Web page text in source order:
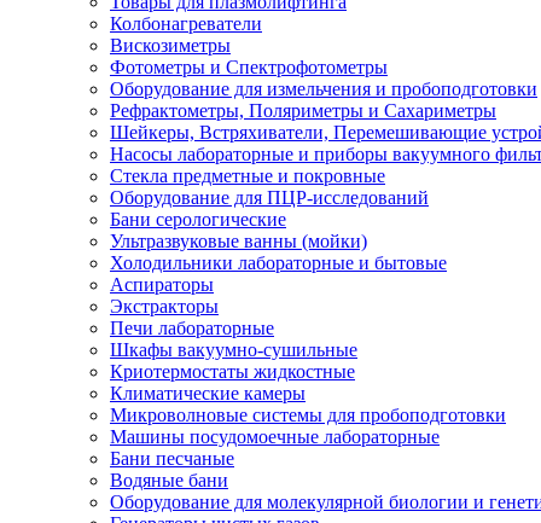
Колбонагреватели
Вискозиметры
Фотометры и Спектрофотометры
Оборудование для измельчения и пробоподготовки
Рефрактометры, Поляриметры и Сахариметры
Шейкеры, Встряхиватели, Перемешивающие
Насосы лабораторные и приборы вакуумного
Стекла предметные и покровные
Оборудование для ПЦР-исследований
Бани серологические
Ультразвуковые ванны (мойки)
Холодильники лабораторные и бытовые
Аспираторы
Экстракторы
Печи лабораторные
Шкафы вакуумно-сушильные
Криотермостаты жидкостные
Климатические камеры
Микроволновые системы для пробоподготовки
Машины посудомоечные лабораторные
Бани песчаные
Водяные бани
Оборудование для молекулярной биологии и